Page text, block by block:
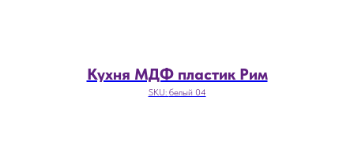
Кухня МДФ пластик Рим
SKU: белый 04